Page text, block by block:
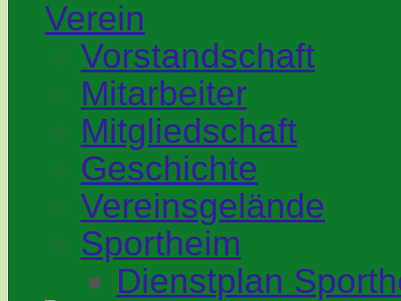
Verein
Vorstandschaft
Mitarbeiter
Mitgliedschaft
Geschichte
Vereinsgelände
Sportheim
Dienstplan